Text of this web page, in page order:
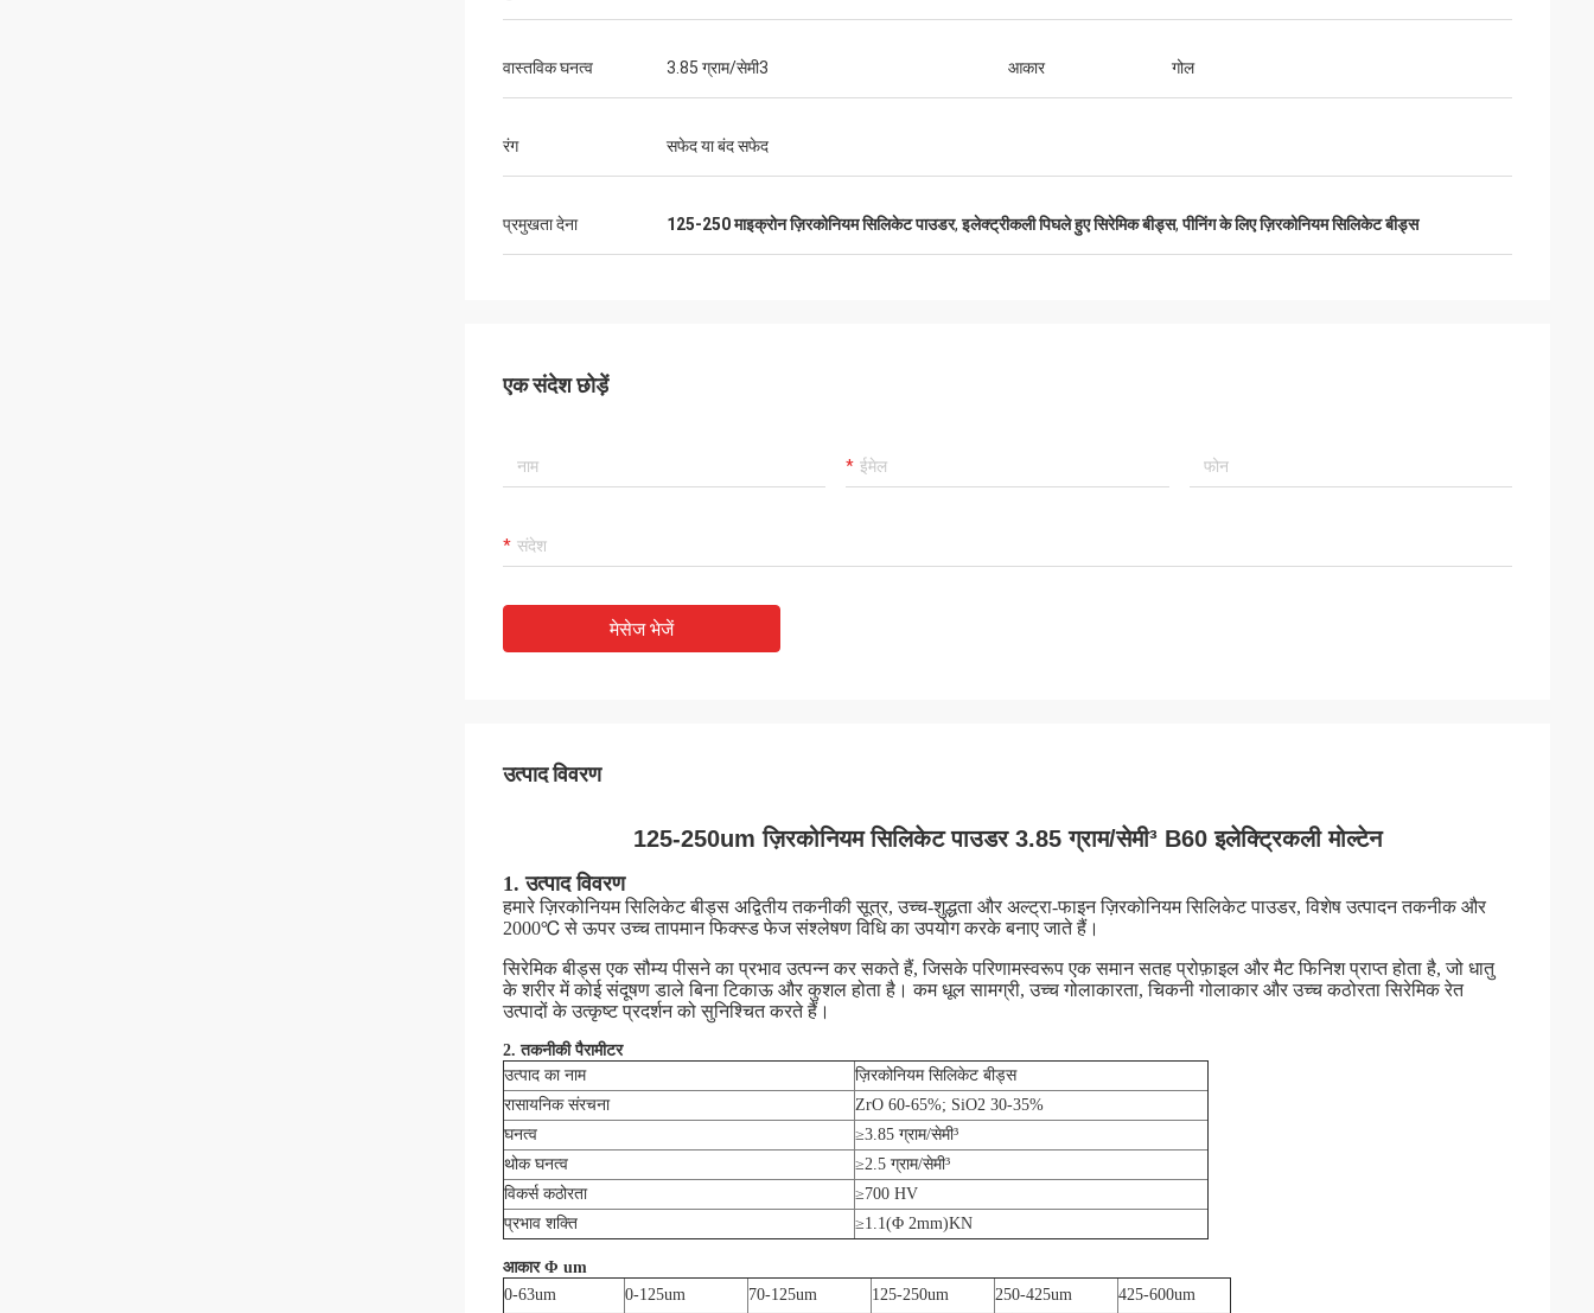
वास्तविक घनत्व 3.85 ग्राम/सेमी3 आकार गोल
रंग सफेद या बंद सफेद
प्रमुखता देना 125-250 माइक्रोन ज़िरकोनियम सिलिकेट पाउडर,इलेक्ट्रीकली पिघले हुए सिरेमिक बीड्स,पीनिंग के लिए ज़िरकोनियम सिलिकेट बीड्स
एक संदेश छोड़ें
मेसेज भेजें
उत्पाद विवरण
125-250um ज़िरकोनियम सिलिकेट पाउडर 3.85 ग्राम/सेमी³ B60 इलेक्ट्रिकली मोल्टेन
1. उत्पाद विवरण
हमारे ज़िरकोनियम सिलिकेट बीड्स अद्वितीय तकनीकी सूत्र, उच्च-शुद्धता और अल्ट्रा-फाइन ज़िरकोनियम सिलिकेट पाउडर, विशेष उत्पादन तकनीक और
2000℃ से ऊपर उच्च तापमान फिक्स्ड फेज संश्लेषण विधि का उपयोग करके बनाए जाते हैं।
सिरेमिक बीड्स एक सौम्य पीसने का प्रभाव उत्पन्न कर सकते हैं, जिसके परिणामस्वरूप एक समान सतह प्रोफ़ाइल और मैट फिनिश प्राप्त होता है, जो धातु
के शरीर में कोई संदूषण डाले बिना टिकाऊ और कुशल होता है। कम धूल सामग्री, उच्च गोलाकारता, चिकनी गोलाकार और उच्च कठोरता सिरेमिक रेत
उत्पादों के उत्कृष्ट प्रदर्शन को सुनिश्चित करते हैं।
2. तकनीकी पैरामीटर
उत्पाद का नाम
ज़िरकोनियम सिलिकेट बीड्स
रासायनिक संरचना
ZrO 60-65%; SiO2 30-35%
घनत्व
≥3.85 ग्राम/सेमी³
थोक घनत्व
≥2.5 ग्राम/सेमी³
विकर्स कठोरता
≥700 HV
प्रभाव शक्ति
≥1.1(Φ 2mm)KN
आकार Φ um
0-63um
0-125um 70-125um 125-250um 250-425um 425-600um